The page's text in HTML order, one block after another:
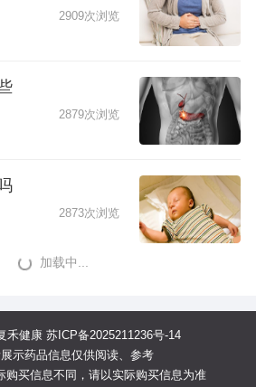
2909次浏览
2879次浏览
2873次浏览
加载中...
禾健康 苏ICP备2025211236号-14
示药品信息仅供阅读、参考
购买信息不同，请以实际购买信息为准